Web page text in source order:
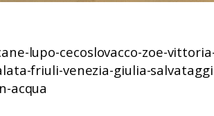
lupo-cecoslovacco-zoe-
friuli-venezia-giulia-
acqua